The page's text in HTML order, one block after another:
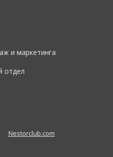
и маркетинга
отдел
Nestorclub.com